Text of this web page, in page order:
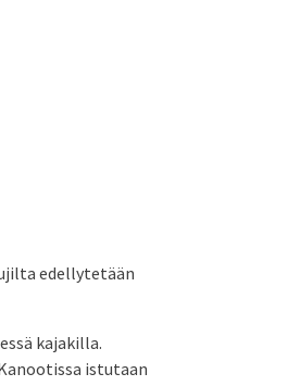
edellytetään
kajakilla.
istutaan